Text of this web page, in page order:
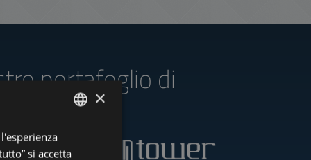
portafoglio di
ENGLISH
×
si accetta